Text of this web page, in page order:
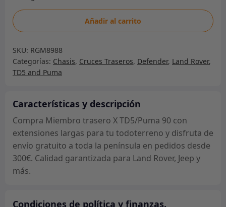
Miembro
trasero
TD5/Puma
90
con
largas
cantidad
Añadir al carrito
SKU: RGM8988
Categorías: Chasis, Cruces Traseros, Defender, Land Rover,
TD5 and Puma
Características y descripción
Compra Miembro trasero X TD5/Puma 90 con
extensiones largas para tu todoterreno y disfruta de
envío gratuito a toda la península en pedidos desde
300€. Calidad garantizada para Land Rover, Jeep y
más.
Condiciones de política y finanzas.